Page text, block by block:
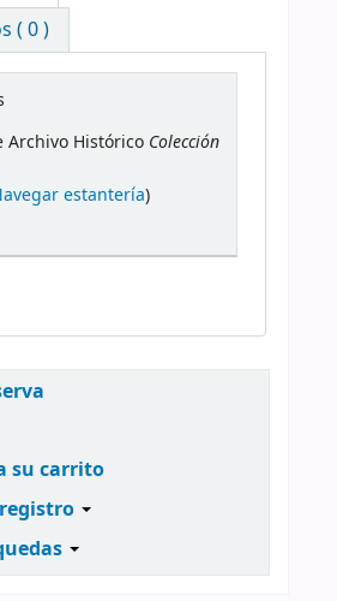
( 0 )
Archivo Histórico Colección
estantería)
su carrito